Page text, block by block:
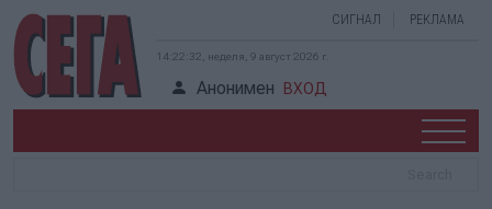
СИГНАЛ РЕКЛАМА
14:22:33, неделя, 9 август 2026 г.
Анонимен ВХОД